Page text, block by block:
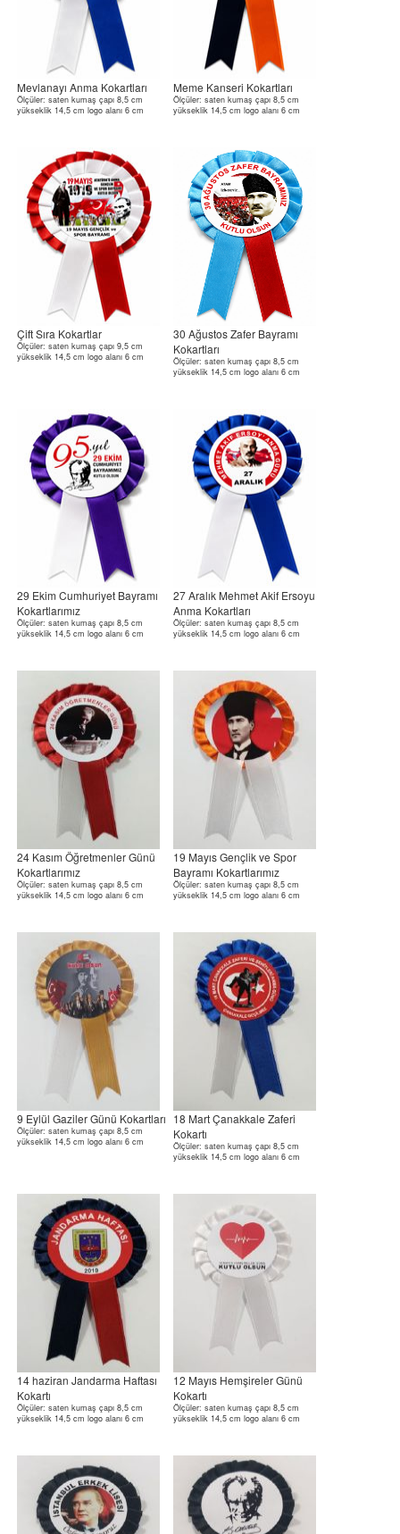
Mevlanayı Anma Kokartları
Ölçüler: saten kumaş çapı 8,5 cm
yükseklik 14,5 cm logo alanı 6 cm
Meme Kanseri Kokartları
Ölçüler: saten kumaş çapı 8,5 cm
yükseklik 14,5 cm logo alanı 6 cm
Çift Sıra Kokartlar
Ölçüler: saten kumaş çapı 9,5 cm
yükseklik 14,5 cm logo alanı 6 cm
30 Ağustos Zafer Bayramı
Kokartları
Ölçüler: saten kumaş çapı 8,5 cm
yükseklik 14,5 cm logo alanı 6 cm
29 Ekim Cumhuriyet Bayramı
Kokartlarımız
Ölçüler: saten kumaş çapı 8,5 cm
yükseklik 14,5 cm logo alanı 6 cm
27 Aralık Mehmet Akif Ersoyu
Anma Kokartları
Ölçüler: saten kumaş çapı 8,5 cm
yükseklik 14,5 cm logo alanı 6 cm
24 Kasım Öğretmenler Günü
Kokartlarımız
Ölçüler: saten kumaş çapı 8,5 cm
yükseklik 14,5 cm logo alanı 6 cm
19 Mayıs Gençlik ve Spor
Bayramı Kokartlarımız
Ölçüler: saten kumaş çapı 8,5 cm
yükseklik 14,5 cm logo alanı 6 cm
9 Eylül Gaziler Günü Kokartları
Ölçüler: saten kumaş çapı 8,5 cm
yükseklik 14,5 cm logo alanı 6 cm
18 Mart Çanakkale Zaferi
Kokartı
Ölçüler: saten kumaş çapı 8,5 cm
yükseklik 14,5 cm logo alanı 6 cm
14 haziran Jandarma Haftası
Kokartı
Ölçüler: saten kumaş çapı 8,5 cm
yükseklik 14,5 cm logo alanı 6 cm
12 Mayıs Hemşireler Günü
Kokartı
Ölçüler: saten kumaş çapı 8,5 cm
yükseklik 14,5 cm logo alanı 6 cm